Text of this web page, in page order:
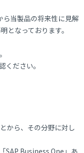
ら当製品の将来性に見解
となっております。
ください。
から、その分野に対し
SAP Business One」あ